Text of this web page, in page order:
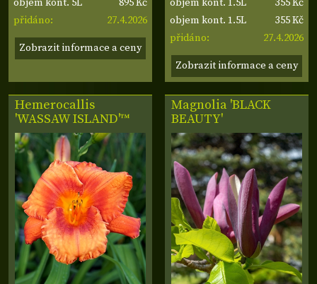
objem kont. 5L
895 Kč
přidáno:
27.4.2026
Zobrazit informace a ceny
objem kont. 1.5L
355 Kč
objem kont. 1.5L
355 Kč
přidáno:
27.4.2026
Zobrazit informace a ceny
Hemerocallis
'WASSAW ISLAND'™
Magnolia 'BLACK
BEAUTY'